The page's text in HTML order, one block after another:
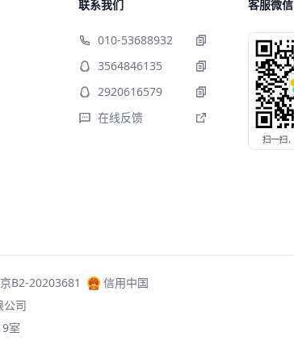
联系我们
010-53688932
3564846135
2920616579
在线反馈
客服微信
B2-20203681
信用中国
公司
室